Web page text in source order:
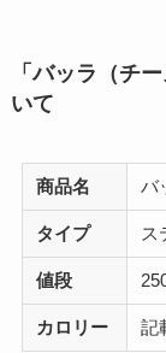
「バッラ（チ
いて
商品名 バ
タイプ ス
値段
カロリー 記